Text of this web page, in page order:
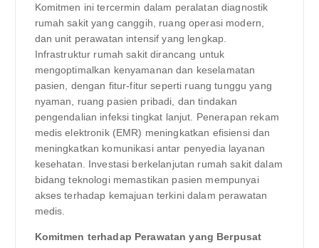
Komitmen ini tercermin dalam peralatan diagnostik
rumah sakit yang canggih, ruang operasi modern,
dan unit perawatan intensif yang lengkap.
Infrastruktur rumah sakit dirancang untuk
mengoptimalkan kenyamanan dan keselamatan
pasien, dengan fitur-fitur seperti ruang tunggu yang
nyaman, ruang pasien pribadi, dan tindakan
pengendalian infeksi tingkat lanjut. Penerapan rekam
medis elektronik (EMR) meningkatkan efisiensi dan
meningkatkan komunikasi antar penyedia layanan
kesehatan. Investasi berkelanjutan rumah sakit dalam
bidang teknologi memastikan pasien mempunyai
akses terhadap kemajuan terkini dalam perawatan
medis.
Komitmen terhadap Perawatan yang Berpusat